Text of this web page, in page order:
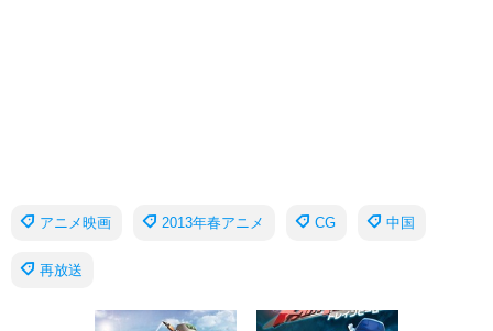
アニメ映画 2013年春アニメ CG 中国
再放送